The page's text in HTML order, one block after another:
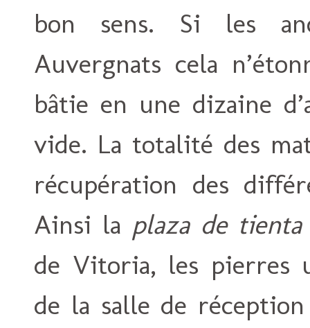
bon sens. Si les
Auvergnats cela
bâtie en une dizaine
vide. La totalité des
récupération des
Ainsi la plaza de tienta
de Vitoria, les pierres
de la salle de